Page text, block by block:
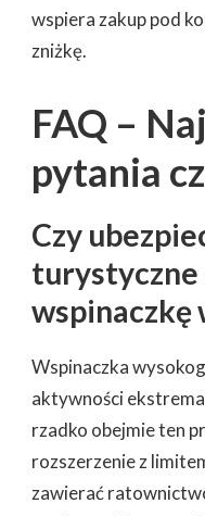
wspiera zakup pod
zniżkę.
FAQ –
pytania
Czy
turystyczne
wspinaczkę
Wspinaczka
aktywności
rzadko obejmie ten
rozszerzenie z
zawierać